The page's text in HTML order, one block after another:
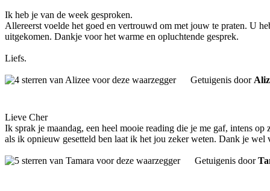
Ik heb je van de week gesproken.
Allereerst voelde het goed en vertrouwd om met jouw te praten. U
uitgekomen. Dankje voor het warme en opluchtende gesprek.
Liefs.
Getuigenis door
Lieve Cher
Ik sprak je maandag, een heel mooie reading die je me gaf, intens op
als ik opnieuw gesetteld ben laat ik het jou zeker weten. Dank je wel
Getuigenis door